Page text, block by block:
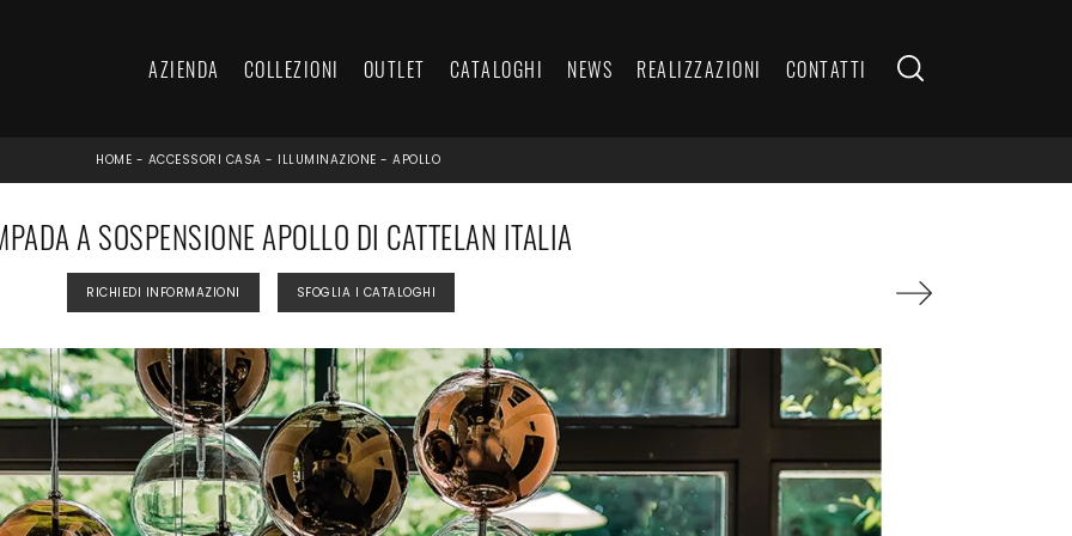
AZIENDA COLLEZIONI OUTLET CATALOGHI NEWS REALIZZAZIONI CONTATTI
HOME - ACCESSORI CASA - ILLUMINAZIONE - APOLLO
A SOSPENSIONE APOLLO DI CATTELAN ITALIA
RICHIEDI INFORMAZIONI SFOGLIA I CATALOGHI